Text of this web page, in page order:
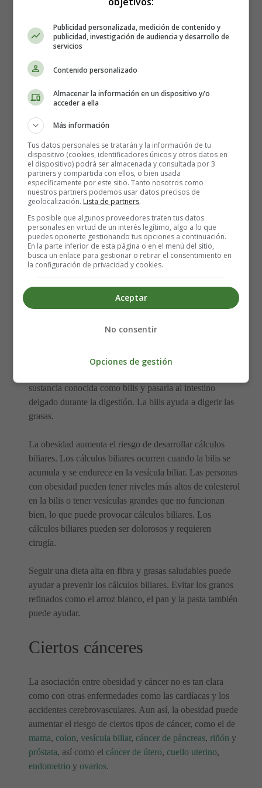
que crezca tejido cicatricial, conocido como cirrosis.
La enfermedad delhígado grasogeneralmente no
presenta síntomas, pero eventualmente puede provocar
insuficiencia hepática. La única forma de revertir o
controlar la enfermedad es perder peso, hacer ejercicio y
evitar el consumo de alcohol.
Enfermedad de la vesícula
sustancia conocida como bilis y pasarla al intestino
delgado durante la digestión. La bilis ayuda a digerir las
grasas.
La obesidad aumenta el riesgo de desarrollar cálculos
biliares. Los cálculos biliares ocurren cuando la bilis se
acumula y se endurece en la vesícula biliar. Las personas
con obesidad pueden tener niveles más altos de colesterol
en la bilis o tener vesículas grandes que no funcionan
bien, lo que puede provocar cálculos biliares. Los
cálculos biliares pueden ser dolorosos y requieren
cirugía.
Seguir una dieta alta en fibra y grasas saludables puede
ayudar a prevenir los cálculos biliares. Evitar los granos
refinados como el arroz blanco, el pan y la pasta también
puede ayudar.
Ciertos cánceres
La asociación entre obesidad y cáncer no es tan clara
como con otras enfermedades como las cardíacas y los
accidentes cerebrovasculares. Aun así, la obesidad puede
aumentar el riesgo de ciertos tipos de cáncer, como el de
mama, colon, vesícula biliar, cáncer de páncreas, riñón y
próstata, así como el cáncer de útero, cuello uterino,
endometrio y ovarios.
Publicidad personalizada, medición de contenido y
publicidad, investigación de audiencia y desarrollo de
servicios
Contenido personalizado
Almacenar la información en un dispositivo y/o
acceder a ella
Más información
Tus datos personales se tratarán y la información de tu
dispositivo (cookies, identificadores únicos y otros datos en
el dispositivo) podrá ser almacenada y consultada por 3
partners y compartida con ellos, o bien usada
específicamente por este sitio. Tanto nosotros como
nuestros partners podemos usar datos precisos de
geolocalización. Lista de partners.
Es posible que algunos proveedores traten tus datos
personales en virtud de un interés legítimo, algo a lo que
puedes oponerte gestionando tus opciones a continuación.
En la parte inferior de esta página o en el menú del sitio,
busca un enlace para gestionar o retirar el consentimiento en
la configuración de privacidad y cookies.
Aceptar
No consentir
Opciones de gestión